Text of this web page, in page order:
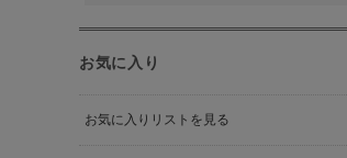
お気に入り
お気に入りリストを見る